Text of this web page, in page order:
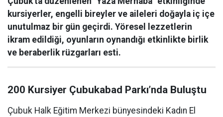
kursiyerler, engelli bireyler ve aileleri doğayla iç içe
unutulmaz bir gün geçirdi. Yöresel lezzetlerin
ikram edildiği, oyunların oynandığı etkinlikte birlik
ve beraberlik rüzgarları esti.
200 Kursiyer Çubukabad Parkı’nda Buluştu
Çubuk Halk Eğitim Merkezi bünyesindeki Kadın El